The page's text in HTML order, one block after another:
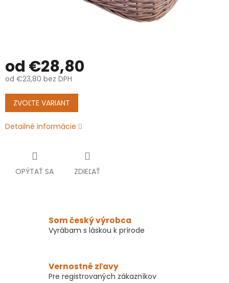
od €28,80
od €23,80 bez DPH
Jednotková
cena:
ZVOĽTE VARIANT
Detailné informácie
OPÝTAŤ SA ZDIEĽAŤ
Som český výrobca
Vyrábam s láskou k prírode
Vernostné zľavy
Pre registrovaných zákazníkov